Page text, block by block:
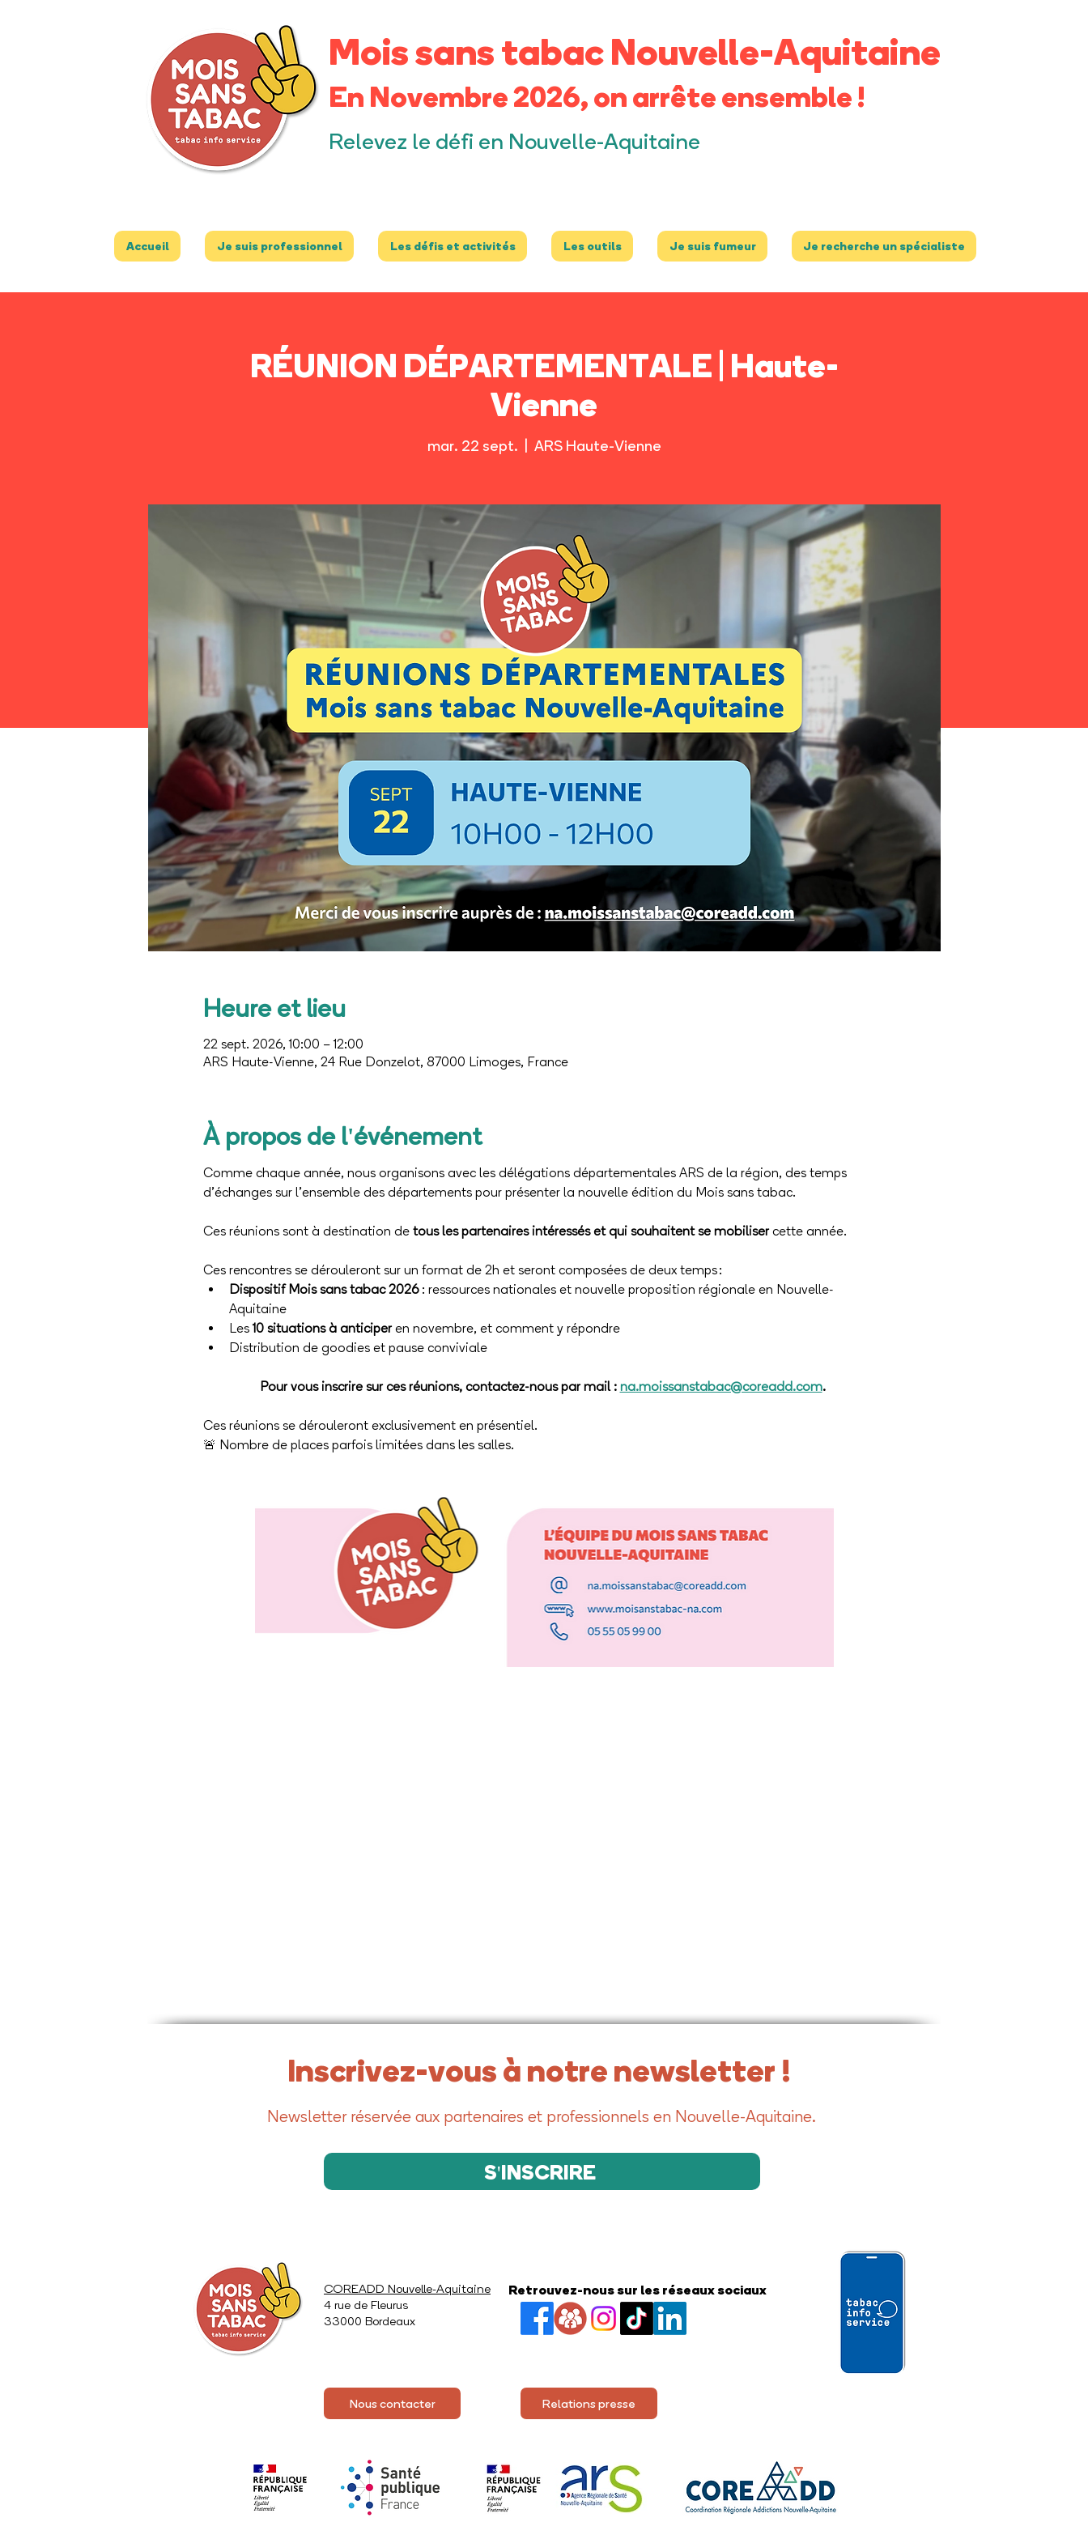
Mois sans tabac Nouvelle-Aquitaine
En Novembre 2026, on arrête ensemble !
Relevez le défi en Nouvelle-Aquitaine
Accueil Je suis professionnel Les défis et activités Les outils Je suis fumeur Je recherche un spécialiste
RÉUNION DÉPARTEMENTALE | Haute-
Vienne
mar. 22 sept. ARS Haute-Vienne
Heure et lieu
22 sept. 2026, 10:00 – 12:00
ARS Haute-Vienne, 24 Rue Donzelot, 87000 Limoges, France
À propos de l'événement
Comme chaque année, nous organisons avec les délégations départementales ARS de la région, des temps
d’échanges sur l’ensemble des départements pour présenter la nouvelle édition du Mois sans tabac.
Ces réunions sont à destination de tous les partenaires intéressés et qui souhaitent se mobiliser cette année.
Ces rencontres se dérouleront sur un format de 2h et seront composées de deux temps :
Dispositif Mois sans tabac 2026 : ressources nationales et nouvelle proposition régionale en Nouvelle-
Aquitaine
Les 10 situations à anticiper en novembre, et comment y répondre
Distribution de goodies et pause conviviale
Pour vous inscrire sur ces réunions, contactez-nous par mail : na.moissanstabac@coreadd.com.
Ces réunions se dérouleront exclusivement en présentiel.
🚨 Nombre de places parfois limitées dans les salles.
Inscrivez-vous à notre newsletter !
Newsletter réservée aux partenaires et professionnels en Nouvelle-Aquitaine.
S'INSCRIRE
COREADD Nouvelle-Aquitaine
4 rue de Fleurus
33000 Bordeaux
Nous contacter
Retrouvez-nous sur les réseaux sociaux
Relations presse